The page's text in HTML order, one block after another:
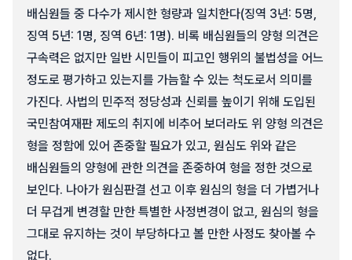
배심원들 중 다수가 제시한 형량과 일치한다(징역 3년: 5명,
징역 5년: 1명, 징역 6년: 1명). 비록 배심원들의 양형 의견은
구속력은 없지만 일반 시민들이 피고인 행위의 불법성을 어느
정도로 평가하고 있는지를 가늠할 수 있는 척도로서 의미를
가진다. 사법의 민주적 정당성과 신뢰를 높이기 위해 도입된
국민참여재판 제도의 취지에 비추어 보더라도 위 양형 의견은
형을 정함에 있어 존중할 필요가 있고, 원심도 위와 같은
배심원들의 양형에 관한 의견을 존중하여 형을 정한 것으로
보인다. 나아가 원심판결 선고 이후 원심의 형을 더 가볍거나
더 무겁게 변경할 만한 특별한 사정변경이 없고, 원심의 형을
그대로 유지하는 것이 부당하다고 볼 만한 사정도 찾아볼 수
없다.